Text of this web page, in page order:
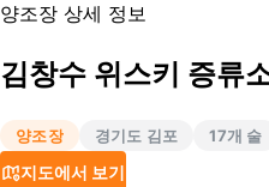
양조장 상세 정보
김창수 위스키 증류
양조장 경기도 김포 17개 술
지도에서 보기